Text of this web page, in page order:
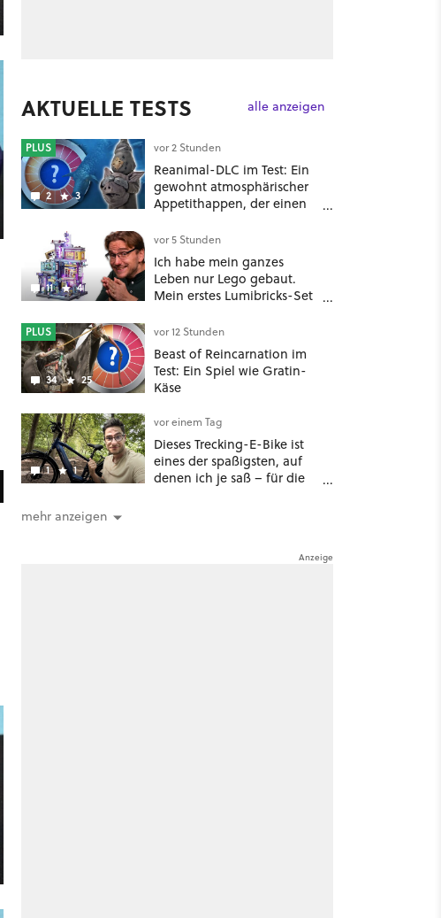
AKTUELLE TESTS alle anzeigen
2 3
PLUS vor 2 Stunden
Reanimal-DLC im Test: Ein
gewohnt atmosphärischer
Appetithappen, der einen
Nachgeschmack hinterlässt
11 4
vor 5 Stunden
Ich habe mein ganzes
Leben nur Lego gebaut.
Mein erstes Lumibricks-Set
beeindruckt: Game Stack
im Test
34 25
PLUS vor 12 Stunden
Beast of Reincarnation im
Test: Ein Spiel wie Gratin-
Käse
1 1
vor einem Tag
Dieses Trecking-E-Bike ist
eines der spaßigsten, auf
denen ich je saß – für die
mehr anzeigen